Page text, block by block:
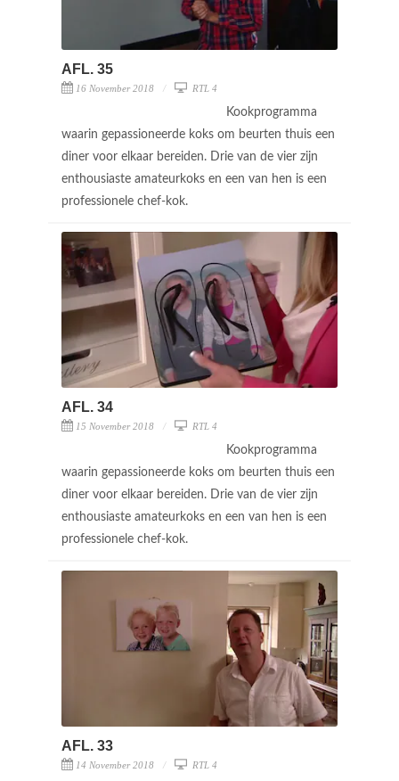
AFL. 35
16 November 2018 RTL 4
Kookprogramma
waarin gepassioneerde koks om beurten thuis een
diner voor elkaar bereiden. Drie van de vier zijn
enthousiaste amateurkoks en een van hen is een
professionele chef-kok.
AFL. 34
15 November 2018 RTL 4
Kookprogramma
waarin gepassioneerde koks om beurten thuis een
diner voor elkaar bereiden. Drie van de vier zijn
enthousiaste amateurkoks en een van hen is een
professionele chef-kok.
AFL. 33
14 November 2018 RTL 4